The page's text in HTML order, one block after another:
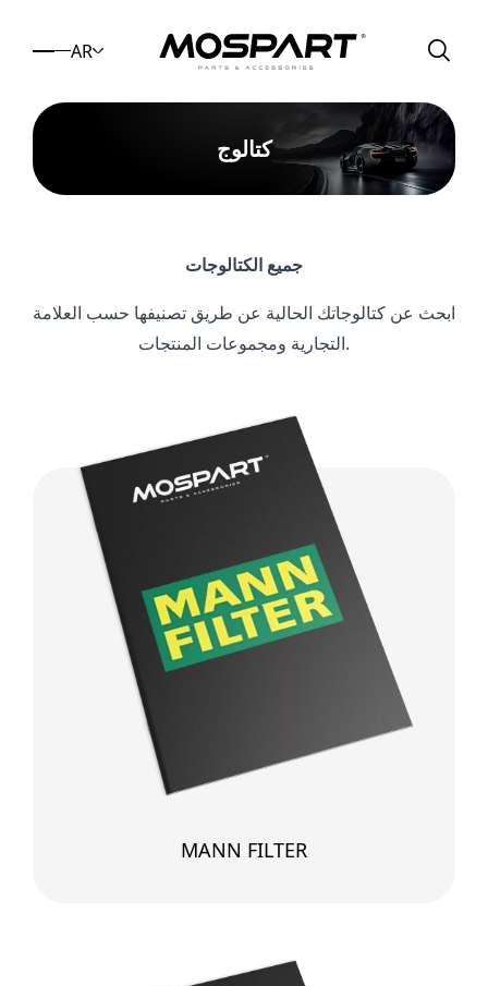
AR
كتالوج
جميع الكتالوجات
ابحث عن كتالوجاتك الحالية عن طريق تصنيفها حسب العلامة
التجارية ومجموعات المنتجات.
MANN FILTER